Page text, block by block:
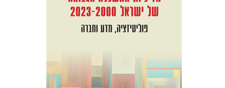
עמי וולנסקי